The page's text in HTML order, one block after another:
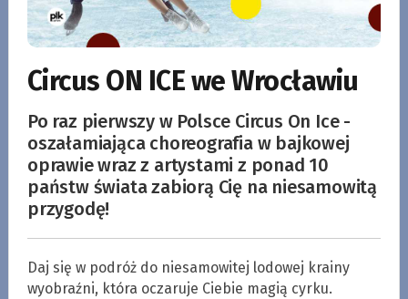
Circus ON ICE we Wrocławiu
Po raz pierwszy w Polsce Circus On Ice -
oszałamiająca choreografia w bajkowej
oprawie wraz z artystami z ponad 10
państw świata zabiorą Cię na niesamowitą
przygodę!
Daj się w podróż do niesamowitej lodowej krainy
wyobraźni, która oczaruje Ciebie magią cyrku.